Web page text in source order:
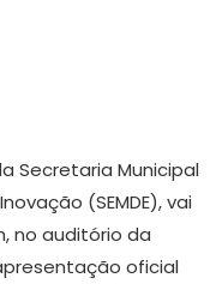
Secretaria Municipal
(SEMDE), vai
no auditório da
oficial